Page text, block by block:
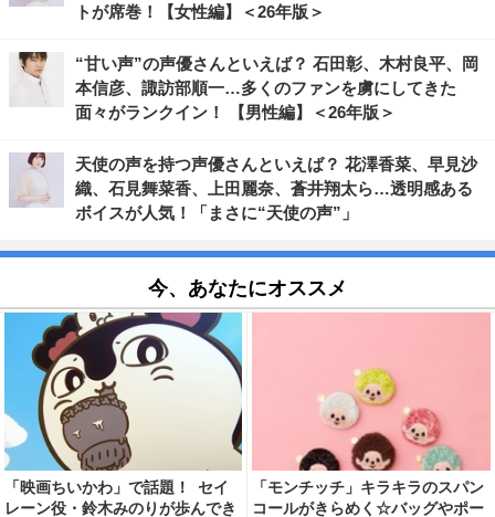
トが席巻！【女性編】＜26年版＞
“甘い声”の声優さんといえば？ 石田彰、木村良平、岡
本信彦、諏訪部順一…多くのファンを虜にしてきた
面々がランクイン！ 【男性編】＜26年版＞
天使の声を持つ声優さんといえば？ 花澤香菜、早見沙
織、石見舞菜香、上田麗奈、蒼井翔太ら…透明感ある
ボイスが人気！「まさに“天使の声”」
今、あなたにオススメ
「映画ちいかわ」で話題！ セイ
レーン役・鈴木みのりが歩んでき
「モンチッチ」キラキラのスパン
コールがきらめく☆バッグやポー